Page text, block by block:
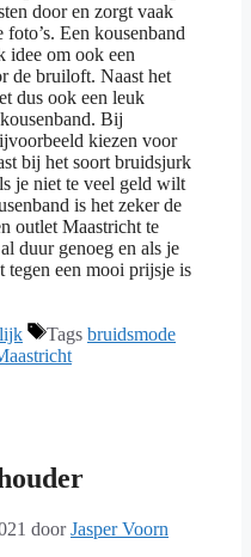
door en zorgt vaak
Een kousenband
idee om ook een
de bruiloft. Naast het
dus ook een leuk
Bij
kiezen voor
bij het soort bruidsjurk
je niet te veel geld wilt
is het zeker de
outlet Maastricht te
duur genoeg en als je
een mooi prijsje is
Tags bruidsmode
doorJasper Voorn